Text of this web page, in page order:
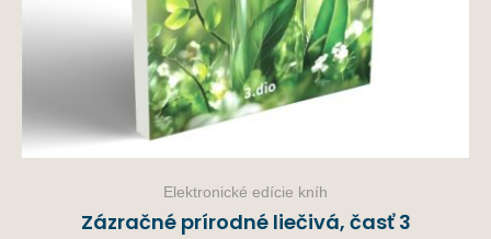
Elektronické edície kníh
Zázračné prírodné liečivá, časť 3